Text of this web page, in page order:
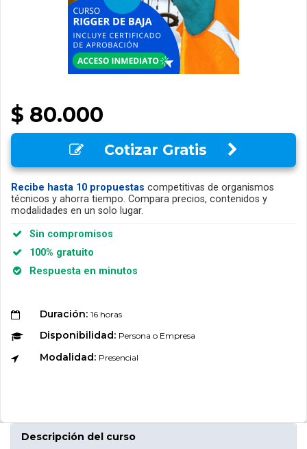
$ 80.000
Cotizar Gratis
Recibe hasta 10 propuestas competitivas de organismos
técnicos y ahorra tiempo. Compara precios, contenidos y
modalidades en un solo lugar.
Sin compromisos
100% gratuito
Respuesta en minutos
Duración: 16 horas
Disponibilidad: Persona o Empresa
Modalidad: Presencial
Descripción del curso